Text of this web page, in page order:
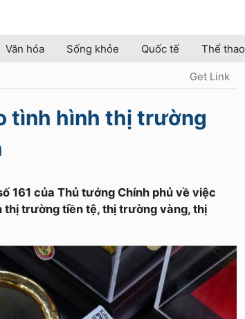
Văn hóa Sống khỏe Quốc tế Thể thao
Get Link
tình hình thị trường
161 của Thủ tướng Chính phủ về việc
thị trường tiền tệ, thị trường vàng, thị